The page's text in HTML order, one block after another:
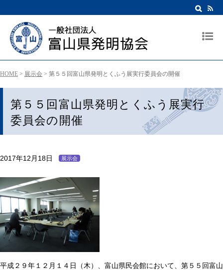
HOME > 展示会 > 第５５回富山県発明とくふう展実行委員会の開催
第５５回富山県発明とくふう展実行
委員会の開催
2017年12月18日 展示会
平成２９年１２月１４日（木）、富山県民会館において、第５５回富山